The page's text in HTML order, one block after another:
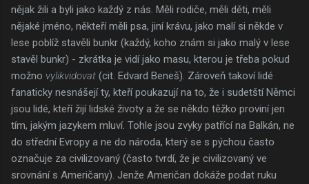
nějak žili a byli jako každý z nás. Měli rodiče, měli děti, měli
nějaké jméno, někteří měli psa, jiní krávu, jako malí si někde v
lese poblíž stavěli bunkr (každý, koho znám si jako malý v lese
stavěl bunkr) - zkrátka je vidí jako masu, kterou je třeba pokud
možno vylikvidovat (cit. Edvard Beneš). Zároveň takoví lidé
fanaticky nesnášejí ty, kteří poukazují na to, že i sudetští Němci
jsou lidé, kteří žijí lidské životy a že se někdo těžko proviní jen
tím, jakým jazykem mluví. Tohle jsou zvyky patřící na Balkán, ne
do střední Evropy a ne do národa, který se s pýchou často
označuje za civilizovaný (často tvrdí, že je civilizovaný ve
srovnání s Američany). Jenže Američan dokáže podat ruku